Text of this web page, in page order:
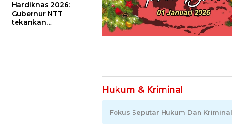
Hardiknas 2026:
Gubernur NTT
tekankan
Hukum & Kriminal
Fokus Seputar Hukum Dan Kriminal